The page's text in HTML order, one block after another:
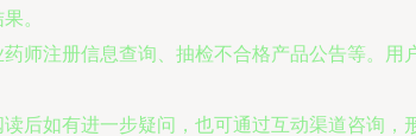
。
师注册信息查询、抽检不合格产品公告等。用
后如有进一步疑问，也可通过互动渠道咨询，